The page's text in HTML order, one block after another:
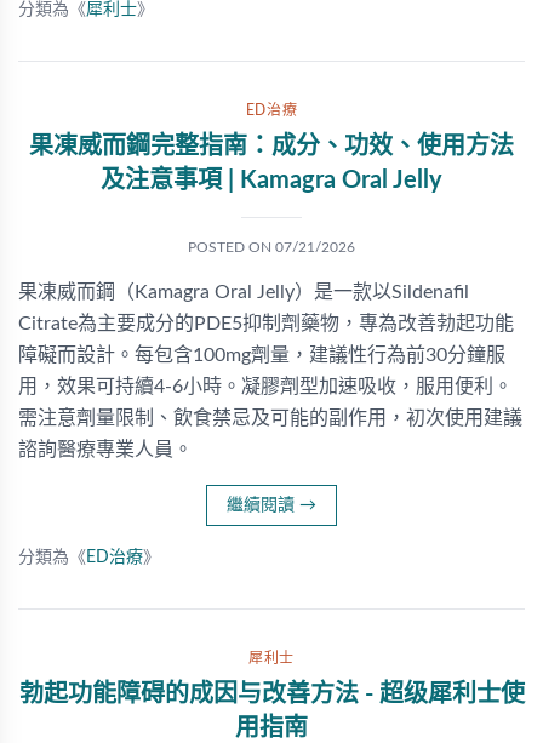
分類為《犀利士》
ED治療
果凍威而鋼完整指南：成分、功效、使用方法
及注意事項 | Kamagra Oral Jelly
POSTED ON 07/21/2026
果凍威而鋼（Kamagra Oral Jelly）是一款以Sildenafil
Citrate為主要成分的PDE5抑制劑藥物，專為改善勃起功能
障礙而設計。每包含100mg劑量，建議性行為前30分鐘服
用，效果可持續4-6小時。凝膠劑型加速吸收，服用便利。
需注意劑量限制、飲食禁忌及可能的副作用，初次使用建議
諮詢醫療專業人員。
繼續閱讀 →
分類為《 ED治療》
犀利士
勃起功能障碍的成因与改善方法 - 超级犀利士使
用指南